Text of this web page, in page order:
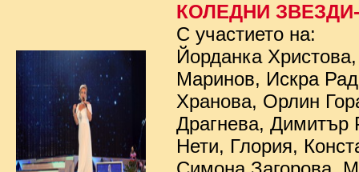
КОЛЕДНИ ЗВЕЗДИ-
С участието на:
Йорданка
Маринов, Искра
Хранова, Орлин
Драгнева, Димитър
Нети, Глория,